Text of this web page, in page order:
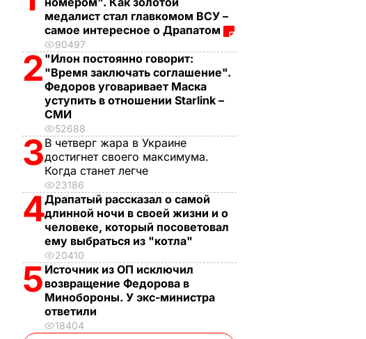
медалист стал главкомом ВСУ –
самое интересное о Драпатом
90497
2 "Илон постоянно говорит:
"Время заключать соглашение".
Федоров уговаривает Маска
уступить в отношении Starlink –
СМИ
52688
3В четверг жара в Украине
достигнет своего максимума.
Когда станет легче
23186
4Драпатый рассказал о самой
длинной ночи в своей жизни и о
человеке, который посоветовал
ему выбраться из "котла"
20410
5 Источник из ОП исключил
возвращение Федорова в
Минобороны. У экс-министра
ответили
18404